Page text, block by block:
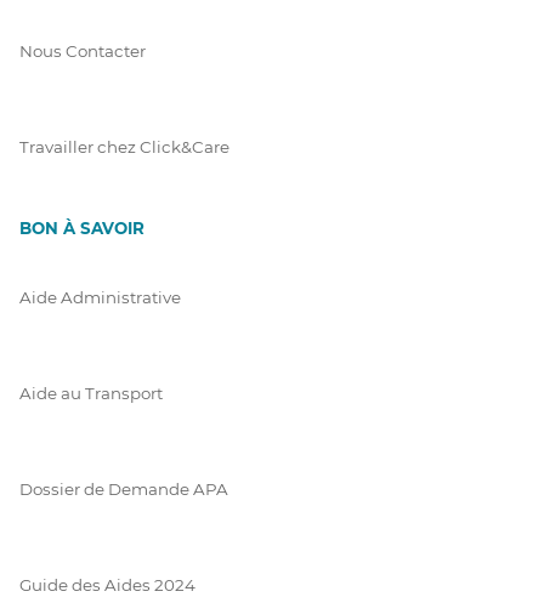
Nous Contacter
Travailler chez Click&Care
BON À SAVOIR
Aide Administrative
Aide au Transport
Dossier de Demande APA
Guide des Aides 2024